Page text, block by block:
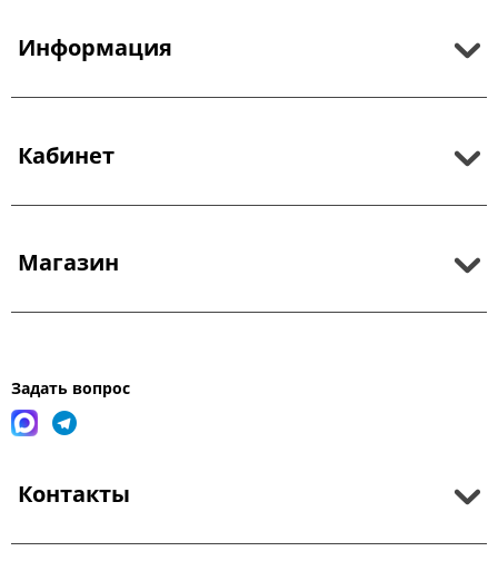
Информация
Кабинет
Магазин
Задать вопрос
Контакты